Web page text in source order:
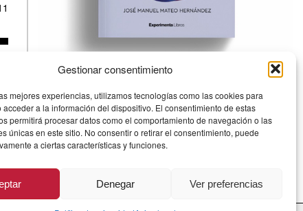
Gestionar consentimiento
mejores experiencias, utilizamos tecnologías como las cookies para
acceder a la información del dispositivo. El consentimiento de estas
permitirá procesar datos como el comportamiento de navegación o las
únicas en este sitio. No consentir o retirar el consentimiento, puede
a ciertas características y funciones.
Denegar Ver preferencias
Definición y sostenibilidad
Una reflexión comprometida sobre los pilares esenciales
del diseño industrial contemporáneo: la necesidad de una
definición rigurosa y la sostenibilidad como principio íntimo
e inherente al acto de diseñar.
Experimenta